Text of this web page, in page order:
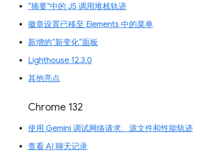
“摘要”中的 JS 调用堆栈轨迹
徽章设置已移至 Elements 中的菜单
新增的“新变化”面板
Lighthouse 12.3.0
其他亮点
Chrome 132
使用 Gemini 调试网络请求、源文件和性能轨迹
查看 AI 聊天记录